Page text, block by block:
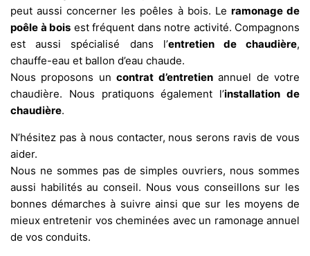
peut aussi concerner les poêles à bois. Le ramonage de
poêle à bois est fréquent dans notre activité. Compagnons
est aussi spécialisé dans l’entretien de chaudière,
chauffe-eau et ballon d’eau chaude.
Nous proposons uncontrat d’entretienannuel de votre
chaudière. Nous pratiquons également l’installation de
chaudière.
N’hésitez pas à nous contacter, nous serons ravis de vous
aider.
Nous ne sommes pas de simples ouvriers, nous sommes
aussi habilités au conseil. Nous vous conseillons sur les
bonnes démarches à suivre ainsi que sur les moyens de
mieux entretenir vos cheminées avec un ramonage annuel
de vos conduits.